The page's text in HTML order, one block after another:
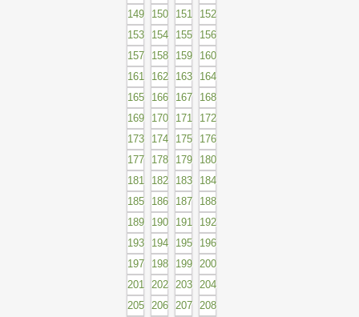
149
150 151
152
153
154 155
156
157
158 159
160
161
162 163
164
165
166 167
168
169
170 171
172
173
174 175
176
177
178 179
180
181
182 183
184
185
186 187
188
189
190 191
192
193
194 195
196
197
198 199
200
201
202 203
204
205
206 207
208